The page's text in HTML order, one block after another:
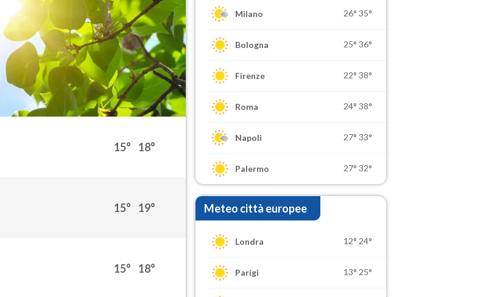
15° 18°
15° 19°
15° 18°
Milano 26° 35°
Bologna 25° 36°
Firenze 22° 38°
Roma 24° 38°
Napoli 27° 33°
Palermo 27° 32°
Meteo città europee
Londra 12° 24°
Parigi 13° 25°